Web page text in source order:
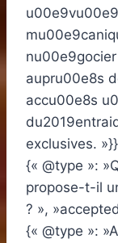
aupru00e8s
accu00e8s
exclusives.
{« @type »:
propose-t-il
? »,
{« @type »: